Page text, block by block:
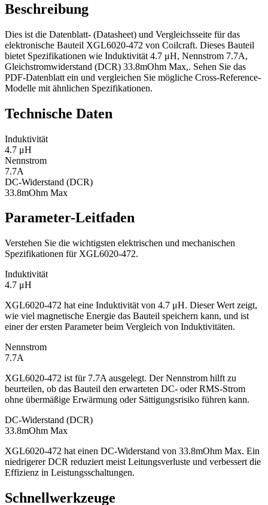
Beschreibung
Dies ist die Datenblatt- (Datasheet) und Vergleichsseite für das
elektronische Bauteil XGL6020-472 von Coilcraft. Dieses Bauteil
bietet Spezifikationen wie Induktivität 4.7 μH, Nennstrom 7.7A,
Gleichstromwiderstand (DCR) 33.8mOhm Max,. Sehen Sie das
PDF-Datenblatt ein und vergleichen Sie mögliche Cross-Reference-
Modelle mit ähnlichen Spezifikationen.
Technische Daten
Induktivität
4.7 μH
Nennstrom
7.7A
DC-Widerstand (DCR)
33.8mOhm Max
Parameter-Leitfaden
Verstehen Sie die wichtigsten elektrischen und mechanischen
Spezifikationen für XGL6020-472.
Induktivität
4.7 μH
XGL6020-472 hat eine Induktivität von 4.7 μH. Dieser Wert zeigt,
wie viel magnetische Energie das Bauteil speichern kann, und ist
einer der ersten Parameter beim Vergleich von Induktivitäten.
Nennstrom
7.7A
XGL6020-472 ist für 7.7A ausgelegt. Der Nennstrom hilft zu
beurteilen, ob das Bauteil den erwarteten DC- oder RMS-Strom
ohne übermäßige Erwärmung oder Sättigungsrisiko führen kann.
DC-Widerstand (DCR)
33.8mOhm Max
XGL6020-472 hat einen DC-Widerstand von 33.8mOhm Max. Ein
niedrigerer DCR reduziert meist Leitungsverluste und verbessert die
Effizienz in Leistungsschaltungen.
Schnellwerkzeuge